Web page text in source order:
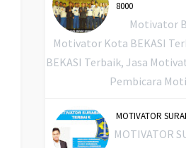
8000
Motivator
Motivator Kota BEKASI
BEKASI Terbaik, Jasa
Pembicara
MOTIVATOR
MOTIVATOR